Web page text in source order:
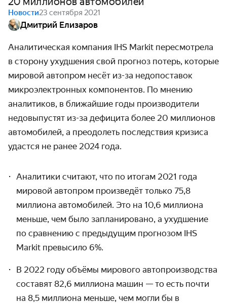
Новости23 сентября 2021
Дмитрий Елизаров
Аналитическая компания IHS Markit пересмотрела
в сторону ухудшения свой прогноз потерь, которые
мировой автопром несёт из-за недопоставок
микро­электронных компонентов. По мнению
аналитиков, в ближайшие годы производители
недовыпустят из-за дефицита более 20 миллионов
автомобилей, а преодолеть последствия кризиса
удастся не ранее 2024 года.
Аналитики считают, что по итогам 2021 года
мировой автопром произведёт только 75,8
миллиона автомобилей. Это на 10,6 миллиона
меньше, чем было заплани­ровано, а ухудшение
по сравнению с преды­дущим прогнозом IHS
Markit превысило 6%.
В 2022 году объёмы мирового автопроиз­водства
составят 82,6 миллиона машин — то есть почти
на 8,5 миллиона меньше, чем могли бы в